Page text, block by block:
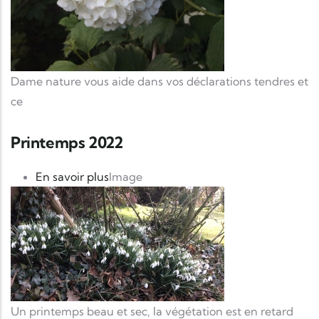
Dame nature vous aide dans vos déclarations tendres et
ce
Printemps 2022
En savoir plussur Printemps 2022
Image
Un printemps beau et sec, la végétation est en retard